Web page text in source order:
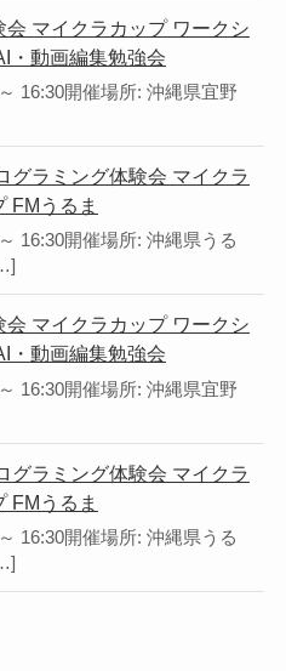
マイクラカップ ワークシ
・動画編集勉強会
16:30開催場所: 沖縄県宜野
グラミング体験会 マイクラ
FMうるま
16:30開催場所: 沖縄県うる
マイクラカップ ワークシ
・動画編集勉強会
16:30開催場所: 沖縄県宜野
グラミング体験会 マイクラ
FMうるま
16:30開催場所: 沖縄県うる